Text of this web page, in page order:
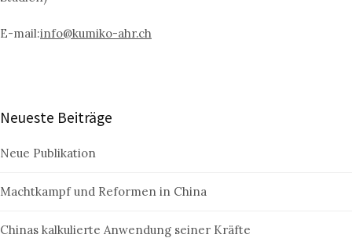
E-mail:info@kumiko-ahr.ch
Neueste Beiträge
Neue Publikation
Machtkampf und Reformen in China
Chinas kalkulierte Anwendung seiner Kräfte